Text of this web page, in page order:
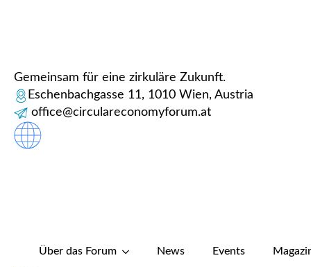
Gemeinsam für eine zirkuläre Zukunft.
Eschenbachgasse 11, 1010 Wien, Austria
office@circulareconomyforum.at
Über das Forum News Events